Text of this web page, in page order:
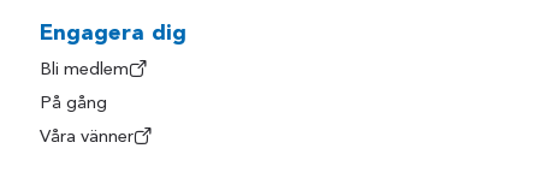
Engagera dig
Bli medlem
På gång
Våra vänner